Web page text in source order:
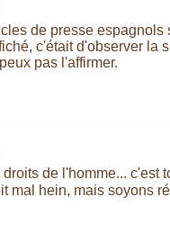
de presse
c'était d'observer la
pas l'affirmer.
de l'homme...
mal hein, mais soyons